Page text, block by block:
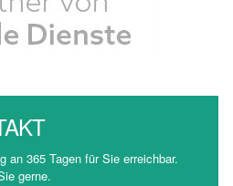
an 365 Tagen für Sie erreichbar.
gerne.